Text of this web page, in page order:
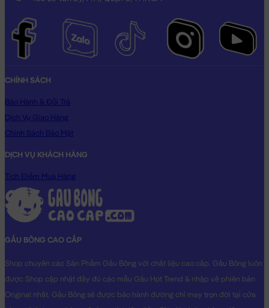
Hổ Bông ngồi đội nón đang nằm trong danh sách những sản
phẩmGấu Bông Hổ BôngBÁN CHẠY và đang được các bạn trẻ
YÊU THÍCH NHẤT.
CHÍNH SÁCH
Bảo Hành & Đổi Trả
Dịch Vụ Giao Hàng
Chính Sách Bảo Mật
DỊCH VỤ KHÁCH HÀNG
Tích Điểm Mua Hàng
GẤU BÔNG CAO CẤP
Shop chuyên các Sản Phẩm Gấu Bông với chất liệu cao cấp. Gấu Bông luôn
được Shop cập nhật đầy đủ các mẫu Gấu Hot Trend & nhập về phiên bản
Original nhất. Gấu Bông sẽ được bảo hành đường chỉ may trọn đời tại cửa